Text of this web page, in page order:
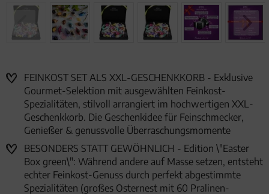
FEINKOST SET ALS XXL-GESCHENKKORB - Exklusive
Gourmet-Selektion mit ausgewählten Feinkost-
Spezialitäten, stilvoll arrangiert im hochwertigen XXL-
Geschenkkorb. Die Geschenkidee für Feinschmecker,
Genießer & genussvolle Überraschungsmomente
BESONDERS STATT GEWÖHNLICH - Edition \"Easter
Box green\": Während andere auf Masse setzen, entsteht
echter Feinkost-Genuss durch perfekt abgestimmte
Spezialitäten (großes Osternest mit 60 Pralinen-